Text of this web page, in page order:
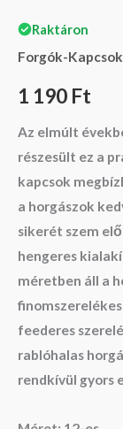
Raktáron
Forgók-Kapcsok
1 190 Ft
Az elmúlt
részesült ez a
kapcsok
a horgászok
sikerét szem
hengeres
méretben áll a
feederes
rablóhalas
rendkívül gyors
12
mennyiség